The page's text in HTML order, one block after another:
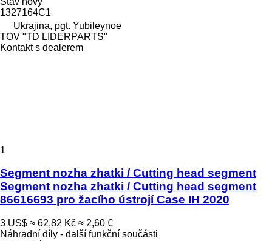
1327164C1
Ukrajina, pgt. Yubileynoe
TOV "TD LIDERPARTS"
Kontakt s dealerem
1
Segment nozha zhatki / Cutting head segment
Segment nozha zhatki / Cutting head segment
86616693 pro žacího ústrojí Case IH 2020
3 US$ ≈ 62,82 Kč ≈ 2,60 €
Náhradní díly - další funkční součásti